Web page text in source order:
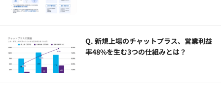
Q. 新規上場のチャットプラス、営業利益
率48%を生む3つの仕組みとは？